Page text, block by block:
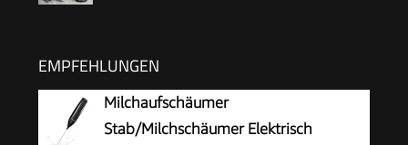
EMPFEHLUNGEN
Milchaufschäumer
Stab/Milchschäumer Elektrisch